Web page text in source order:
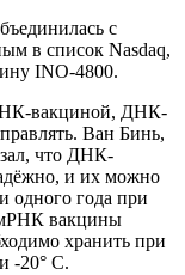
с
в список Nasdaq,
INO-4800.
вакциной, ДНК-
Ван Бинь,
что ДНК-
и их можно
одного года при
мРНК вакцины
хранить при
-20° C.